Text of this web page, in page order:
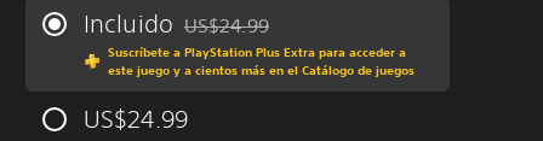
Incluido Rebajado del precio original de US$24.99
US$24.99
Suscríbete a PlayStation Plus Extra para acceder a
este juego y a cientos más en el Catálogo de juegos
US$24.99